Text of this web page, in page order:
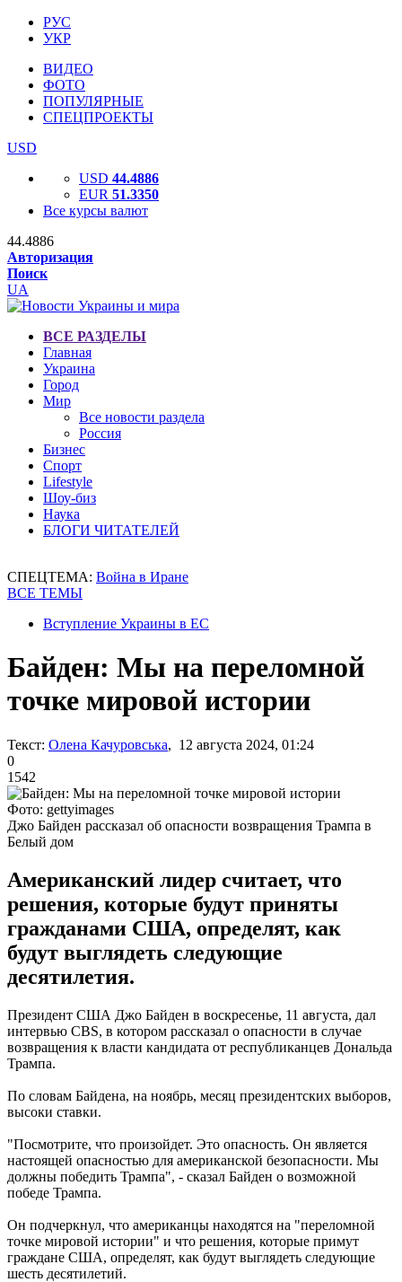
РУС
УКР
ВИДЕО
ФОТО
ПОПУЛЯРНЫЕ
СПЕЦПРОЕКТЫ
USD
USD 44.4886
EUR 51.3350
Все курсы валют
44.4886
Авторизация
Поиск
UA
ВСЕ РАЗДЕЛЫ
Главная
Украина
Город
Мир
Все новости раздела
Россия
Бизнес
Спорт
Lifestyle
Шоу-биз
Наука
БЛОГИ ЧИТАТЕЛЕЙ
СПЕЦТЕМА: Война в Иране
ВСЕ ТЕМЫ
Вступление Украины в ЕС
Байден: Мы на переломной
точке мировой истории
Текст: Олена Качуровська, 12 августа 2024, 01:24
0
1542
Фото: gettyimages
Джо Байден рассказал об опасности возвращения Трампа в
Белый дом
Американский лидер считает, что
решения, которые будут приняты
гражданами США, определят, как
будут выглядеть следующие
десятилетия.
Президент США Джо Байден в воскресенье, 11 августа, дал
интервью CBS, в котором рассказал о опасности в случае
возвращения к власти кандидата от республиканцев Дональда
Трампа.
По словам Байдена, на ноябрь, месяц президентских выборов,
высоки ставки.
"Посмотрите, что произойдет. Это опасность. Он является
настоящей опасностью для американской безопасности. Мы
должны победить Трампа", - сказал Байден о возможной
победе Трампа.
Он подчеркнул, что американцы находятся на "переломной
точке мировой истории" и что решения, которые примут
граждане США, определят, как будут выглядеть следующие
шесть десятилетий.